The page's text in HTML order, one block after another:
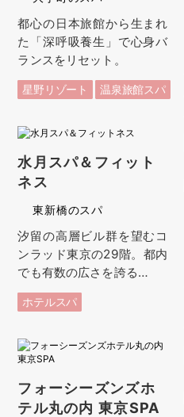
都心の日本旅館から生まれ
た「深呼吸養生」で心身バ
ランスをリセット。
星野リゾート 温泉旅館スパ
水月スパ＆フィット
ネス
東新橋のスパ
汐留の高層ビル群を望むコ
ンラッド東京の29階。都内
でも有数の広さを誇る…
ホテルスパ
フォーシーズンズホ
テル丸の内 東京SPA